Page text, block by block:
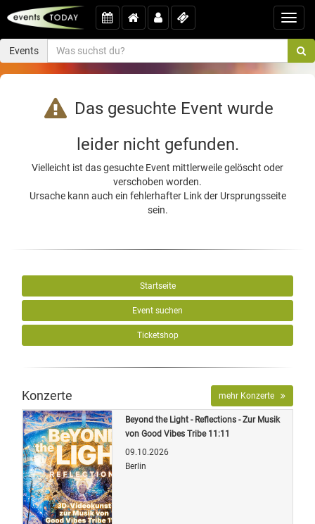
Events
Das gesuchte Event wurde
leider nicht gefunden.
Vielleicht ist das gesuchte Event mittlerweile gelöscht oder
verschoben worden.
Ursache kann auch ein fehlerhafter Link der Ursprungsseite
sein.
Startseite
Event suchen
Ticketshop
Konzerte mehr Konzerte
Beyond the Light - Reflections - Zur Musik
von Good Vibes Tribe 11:11
09.10.2026
Berlin